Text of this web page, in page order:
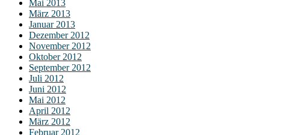
Mai 2013
März 2013
Januar 2013
Dezember 2012
November 2012
Oktober 2012
September 2012
Juli 2012
Juni 2012
Mai 2012
April 2012
März 2012
Februar 2012